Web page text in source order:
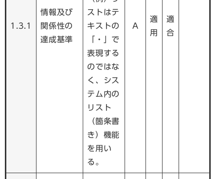
1.3.1
情報及び
関係性の
達成基準
ストはテ
キストの
「・」で
表現する
のではな
く、シス
テム内の
リスト
（箇条書
き）機能
を用い
る。
A
適
用
適
合